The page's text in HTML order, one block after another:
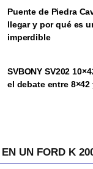
Puente de Piedra
llegar y por qué es
imperdible
SVBONY SV202
el debate entre 8×42
UN FORD K